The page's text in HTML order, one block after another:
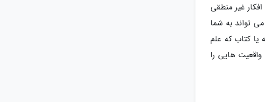
غیر منطقی
تواند به شما
یا کتاب که علم
هایی را